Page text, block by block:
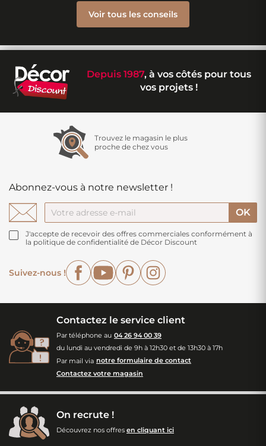
Voir tous les conseils
Depuis 1987, à vos côtés pour tous
vos projets !
Trouvez le magasin le plus
proche de chez vous
Abonnez-vous à notre newsletter !
J'accepte de recevoir des offres commerciales conformément à
la politique de confidentialité de Décor Discount
Suivez-nous !
FacebookYouTubePinterest
Contactez le service client
Par téléphone au 04 26 94 00 39
du lundi au vendredi de 9h à 12h30 et de 13h30 à 17h
Par mail via notre formulaire de contact
Contactez votre magasin
On recrute !
Découvrez nos offres en cliquant ici